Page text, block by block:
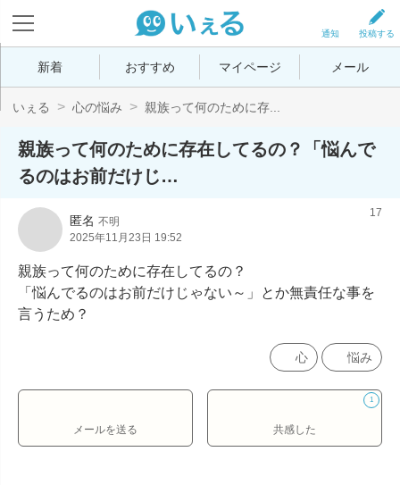
投稿する
通知
新着 おすすめ マイページ メール
いぇる 心の悩み 親族って何のために存...
親族って何のために存在してるの？「悩んで
るのはお前だけじ…
匿名 不明
2025年11月23日 19:52
17
親族って何のために存在してるの？
「悩んでるのはお前だけじゃない～」とか無責任な事を
言うため？
心 悩み
メールを送る
1
共感した